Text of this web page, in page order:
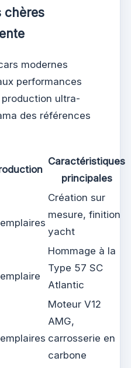
chères
modernes
performances
ultra-
des références
Caractéristiques
principales
Création sur
mesure, finition
yacht
Hommage à la
Type 57 SC
Atlantic
Moteur V12
AMG,
carrosserie en
carbone